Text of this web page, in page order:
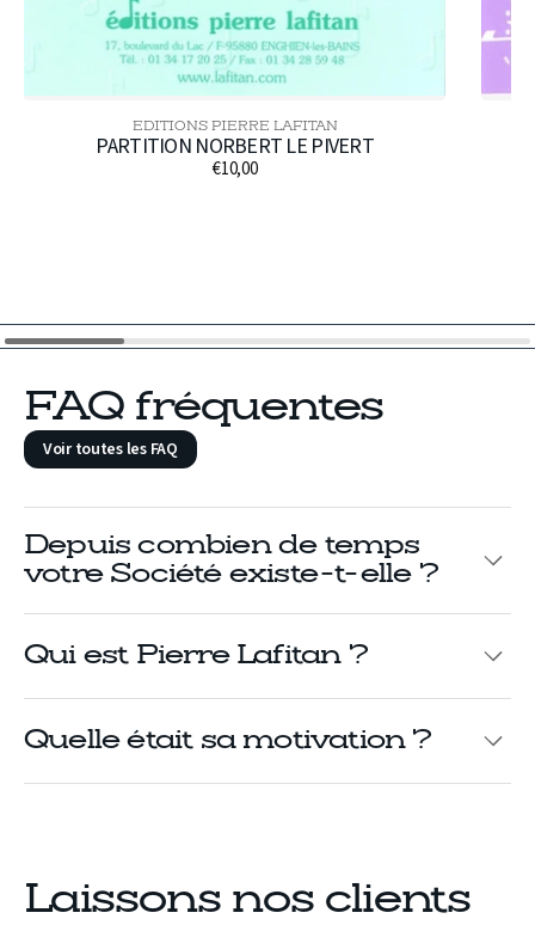
Distributeur :
EDITIONS PIERRE LAFITAN
PARTITION NORBERT LE PIVERT
Prix
€10,00
FAQ fréquentes
Voir toutes les FAQ
Depuis combien de temps
votre Société existe-t-elle ?
Qui est Pierre Lafitan ?
Quelle était sa motivation ?
Laissons nos clients